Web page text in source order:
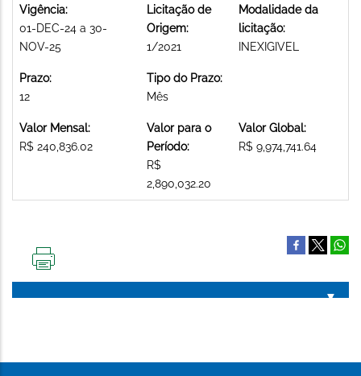
Vigência:
01-DEC-24 a 30-
NOV-25
Licitação de
Origem:
1/2021
Modalidade da
licitação:
INEXIGIVEL
Prazo:
12
Tipo do Prazo:
Mês
Valor Mensal:
R$ 240,836.02
Valor para o
Período:
R$
2,890,032.20
Valor Global:
R$ 9,974,741.64
PÁGINA